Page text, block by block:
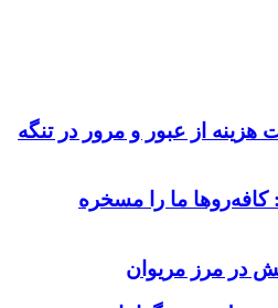
هزینه از عبور و مرور در تنگه
ما را مسخره
در مرز مریوان